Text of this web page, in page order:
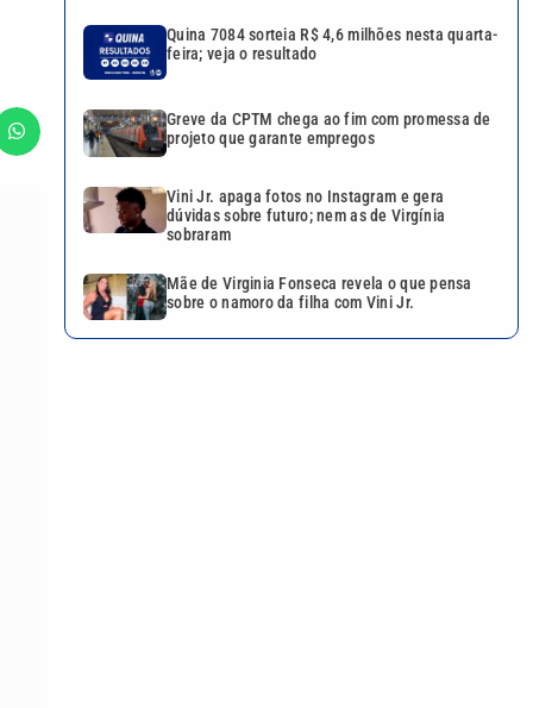
Quina 7084 sorteia R$ 4,6 milhões nesta quarta-
feira; veja o resultado
Greve da CPTM chega ao fim com promessa de
projeto que garante empregos
Vini Jr. apaga fotos no Instagram e gera
dúvidas sobre futuro; nem as de Virgínia
sobraram
Mãe de Virginia Fonseca revela o que pensa
sobre o namoro da filha com Vini Jr.